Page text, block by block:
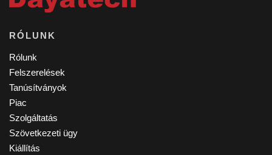
RÓLUNK
Rólunk
Felszerelések
Tanúsítványok
Piac
Szolgáltatás
Szövetkezeti ügy
Kiállítás